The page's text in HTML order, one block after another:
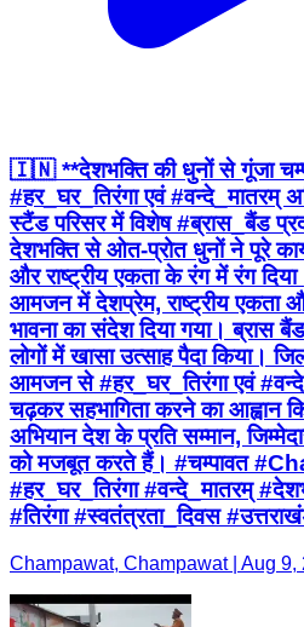
🇮🇳 **देशभक्ति की धुनों से गूंजा
#हर_घर_तिरंगा एवं #वन्दे_मातरम्
स्टैंड परिसर में विशेष #ब्रास_बैंड
देशभक्ति से ओत-प्रोत धुनों ने पूरे
और राष्ट्रीय एकता के रंग में रंग
आमजन में देशप्रेम, राष्ट्रीय एकता
भावना का संदेश दिया गया। ब्रास
लोगों में खासा उत्साह पैदा किया।
आमजन से #हर_घर_तिरंगा एवं
चढ़कर सहभागिता करने का आह्वान
अभियान देश के प्रति सम्मान,
को मजबूत करते हैं। #चम्पावत
#हर_घर_तिरंगा #वन्दे_मातरम्
#तिरंगा #स्वतंत्रता_दिवस
Champawat, Champawat | Aug 9,